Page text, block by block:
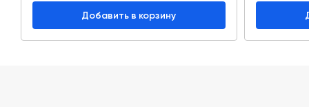
Добавить в корзину